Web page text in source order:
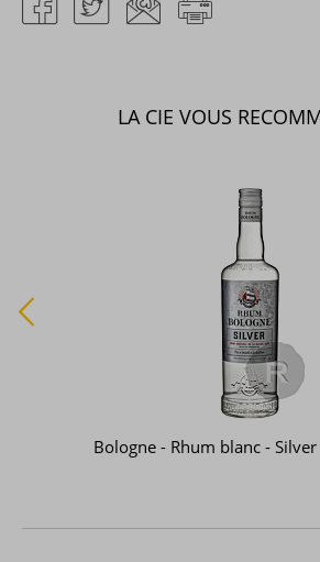
LA CIE VOUS
Bologne - Rhum blanc -